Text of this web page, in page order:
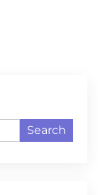
Search